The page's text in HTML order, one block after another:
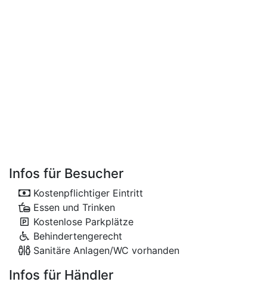
Infos für Besucher
Kostenpflichtiger Eintritt
Essen und Trinken
Kostenlose Parkplätze
Behindertengerecht
Sanitäre Anlagen/WC vorhanden
Infos für Händler